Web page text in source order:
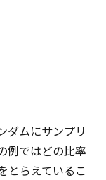
ムにサンプリ
例ではどの比率
とらえているこ